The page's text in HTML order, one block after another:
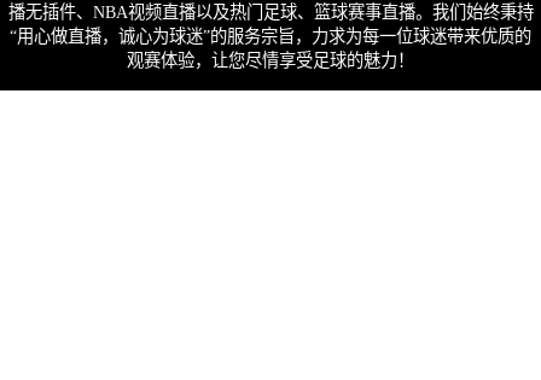
播无插件、NBA视频直播以及热门足球、篮球赛事直播。我们始终秉持
“用心做直播，诚心为球迷”的服务宗旨，力求为每一位球迷带来优质的
观赛体验，让您尽情享受足球的魅力！